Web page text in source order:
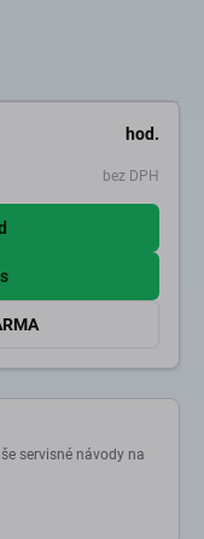
hod.
bez DPH
servisné návody na